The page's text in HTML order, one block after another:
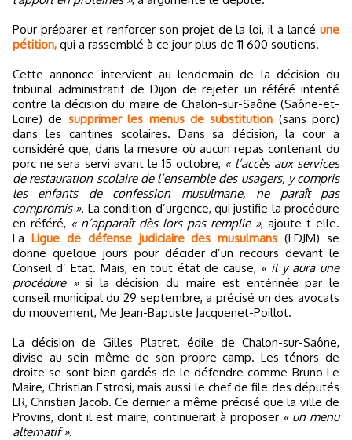
Pour préparer et renforcer son projet de la loi, il a lancé une
pétition, qui a rassemblé à ce jour plus de 11 600 soutiens.
Cette annonce intervient au lendemain de la décision du
tribunal administratif de Dijon de rejeter un référé intenté
contre la décision du maire de Chalon-sur-Saône (Saône-et-
Loire) de supprimer les menus de substitution (sans porc)
dans les cantines scolaires. Dans sa décision, la cour a
considéré que, dans la mesure où aucun repas contenant du
porc ne sera servi avant le 15 octobre, « l’accès aux services
de restauration scolaire de l’ensemble des usagers, y compris
les enfants de confession musulmane, ne paraît pas
compromis ». La condition d’urgence, qui justifie la procédure
en référé, « n’apparaît dès lors pas remplie », ajoute-t-elle.
La Ligue de défense judiciaire des musulmans (LDJM) se
donne quelque jours pour décider d’un recours devant le
Conseil d’ Etat. Mais, en tout état de cause, « il y aura une
procédure »si la décision du maire est entérinée par le
conseil municipal du 29 septembre, a précisé un des avocats
du mouvement, Me Jean-Baptiste Jacquenet-Poillot.
La décision de Gilles Platret, édile de Chalon-sur-Saône,
divise au sein même de son propre camp. Les ténors de
droite se sont bien gardés de le défendre comme Bruno Le
Maire, Christian Estrosi, mais aussi le chef de file des députés
LR, Christian Jacob. Ce dernier a même précisé que la ville de
Provins, dont il est maire, continuerait à proposer « un menu
alternatif ».